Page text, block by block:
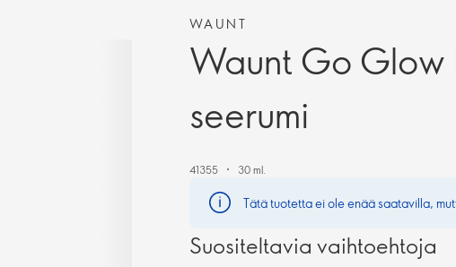
WAUNT
Waunt Go Glow
seerumi
41355 30 ml.
Tätä tuotetta ei ole enää saatavilla,
Suositeltavia vaihtoehtoja